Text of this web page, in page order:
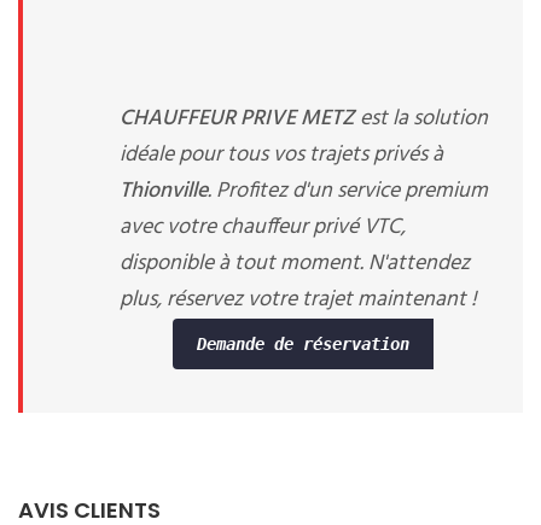
CHAUFFEUR PRIVE METZest la solution
idéale pour tous vos trajets privés à
Thionville. Profitez d'un service premium
avec votre chauffeur privé VTC,
disponible à tout moment. N'attendez
plus, réservez votre trajet maintenant !
Demande de réservation
AVIS CLIENTS